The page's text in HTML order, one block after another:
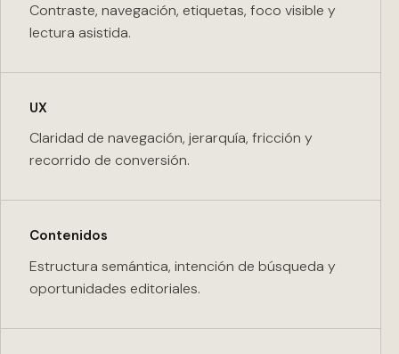
Contraste, navegación, etiquetas, foco visible y
lectura asistida.
UX
Claridad de navegación, jerarquía, fricción y
recorrido de conversión.
Contenidos
Estructura semántica, intención de búsqueda y
oportunidades editoriales.